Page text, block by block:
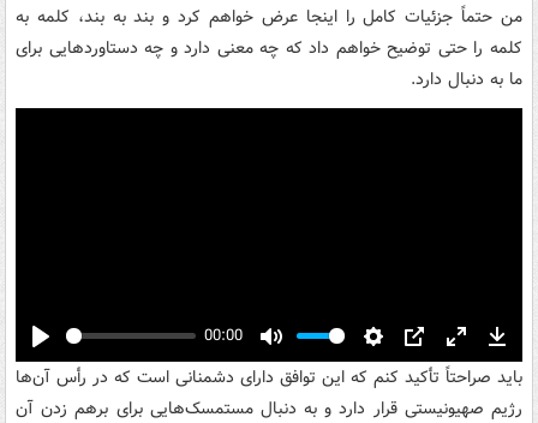
من حتماً جزئیات کامل را اینجا عرض خواهم کرد و بند به بند، کلمه به
کلمه را حتی توضیح خواهم داد که چه معنی دارد و چه دستاوردهایی برای
ما به دنبال دارد.
Play
00:00
Mute Settings
PIP Enter
fullscreen
باید صراحتاً تأکید کنم که این توافق دارای دشمنانی است که در رأس آن‌ها
رژیم صهیونیستی قرار دارد و به دنبال مستمسک‌هایی برای برهم زدن آن